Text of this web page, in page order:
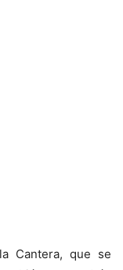
Cantera, que se